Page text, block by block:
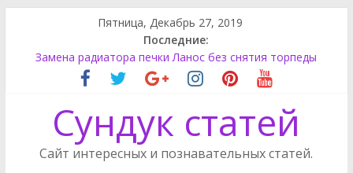
Пятница, Декабрь 27, 2019
Последние:
Замена радиатора печки Ланос без снятия торпеды
Форд Фокус снять стеклоподъемник
Опель Астра установка не штатной магнитолы
Ленд Ровер Дискавери замена топливного фильтра
Ниссан Ноут задний фонарь
Сундук статей
Сайт интересных и познавательных статей.